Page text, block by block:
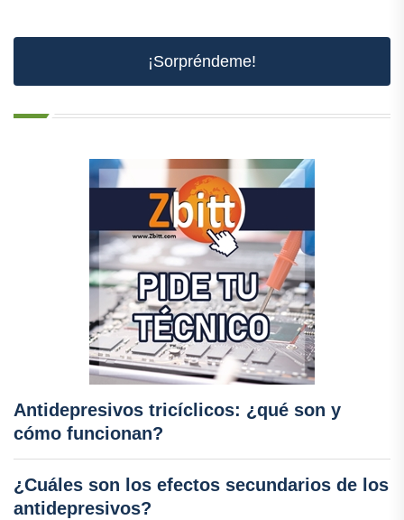
¡Sorpréndeme!
Antidepresivos tricíclicos: ¿qué son y
cómo funcionan?
¿Cuáles son los efectos secundarios de los
antidepresivos?